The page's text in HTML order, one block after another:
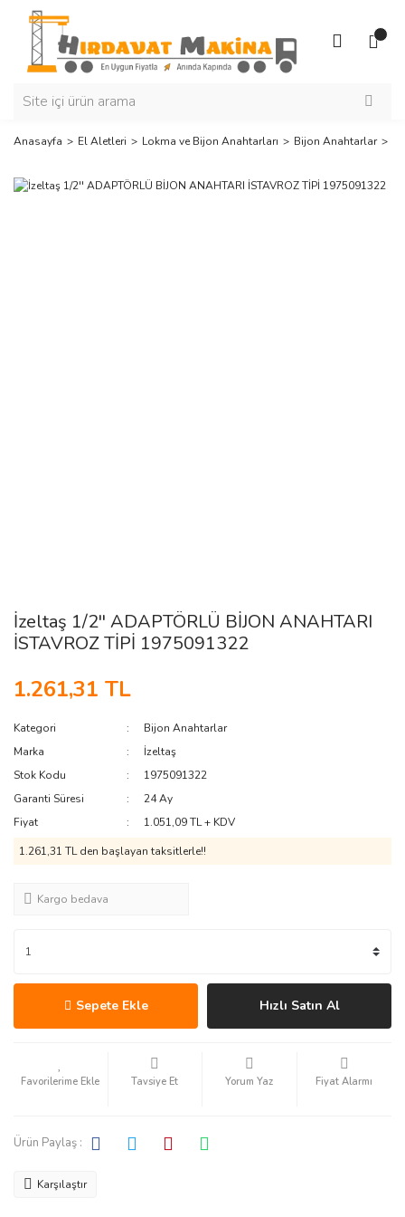
Anasayfa El Aletleri Lokma ve Bijon Anahtarları Bijon Anahtarlar
İzeltaş 1/2'' ADAPTÖRLÜ BİJON ANAHTARI
İSTAVROZ TİPİ 1975091322
1.261,31 TL
Kategori
Bijon Anahtarlar
Marka
İzeltaş
Stok Kodu
1975091322
Garanti Süresi
24 Ay
Fiyat
1.051,09 TL + KDV
1.261,31 TL den başlayan taksitlerle!!
Kargo bedava
Sepete Ekle Hızlı Satın Al
Tavsiye Et Yorum Yaz Fiyat Alarmı
Ürün Paylaş :
Karşılaştır